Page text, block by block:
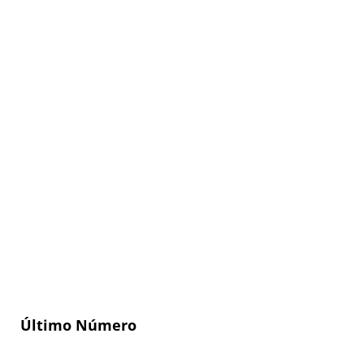
Último Número